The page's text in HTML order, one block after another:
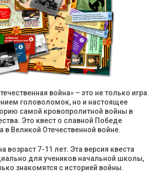
война» – это не только игра
головоломок, но и настоящее
самой кровопролитной войны в
Это квест о славной Победе
в Великой Отечественной войне.
возраст 7-11 лет. Эта версия квеста
для учеников начальной школы,
знакомятся с историей войны.